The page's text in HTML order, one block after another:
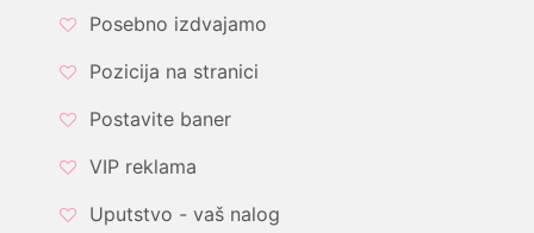
Posebno izdvajamo
Pozicija na stranici
Postavite baner
VIP reklama
Uputstvo - vaš nalog